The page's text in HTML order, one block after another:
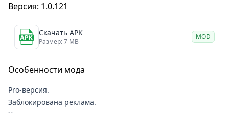
Поддержка облачных сервисов: Приложение
интегрировано с популярными облачными
сервисами, такими как Google Drive и Dropbox, что
в облаке.
Оффлайн-доступ: Приложение позволяет загружать
документы на устройство для оффлайн-просмотра,
Версия: 1.0.121
Скачать APK
Размер: 7 MB
MOD
Особенности мода
Pro-версия.
Заблокирована реклама.